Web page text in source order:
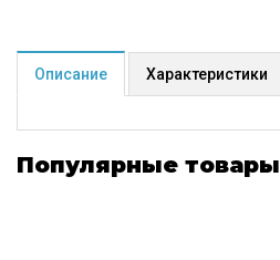
Описание Характеристики
Популярные товары